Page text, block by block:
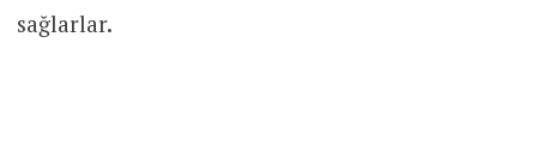
sağlarlar.